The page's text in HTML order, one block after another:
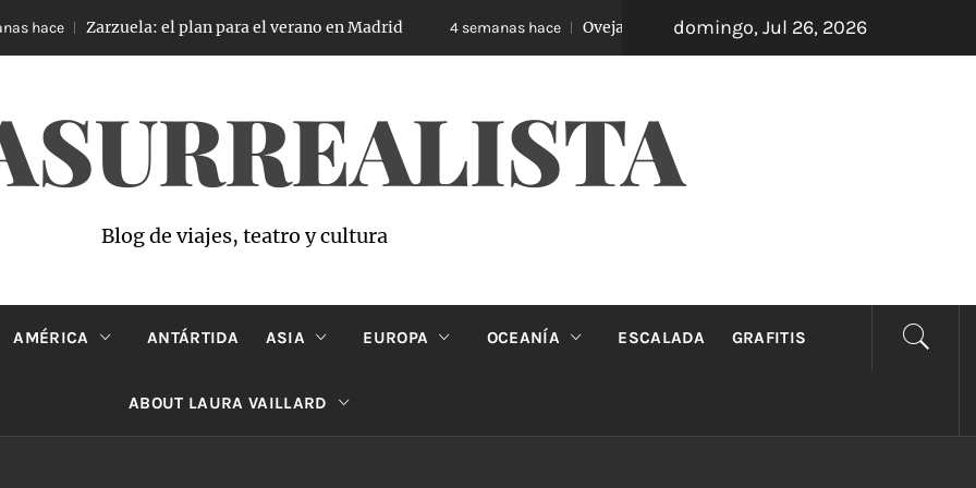
hace Zarzuela: el plan para el verano en Madrid 4 semanas hace Oveja Negra: el unipersonal que se ríe de los mandatos
domingo, Jul 26, 2026
Blog de viajes, teatro y cultura
AMÉRICA ANTÁRTIDA ASIA EUROPA OCEANÍA ESCALADA GRAFITIS
ABOUT LAURA VAILLARD